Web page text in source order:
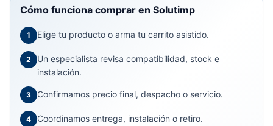
Cómo funciona comprar en Solutimp
1 Elige tu producto o arma tu carrito asistido.
2
Un especialista revisa compatibilidad, stock e
instalación.
3 Confirmamos precio final, despacho o servicio.
4 Coordinamos entrega, instalación o retiro.